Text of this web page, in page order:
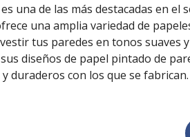
es una de las más destacadas en
una amplia variedad de
tus paredes en tonos suaves
diseños de papel pintado de
duraderos con los que se fabrican.